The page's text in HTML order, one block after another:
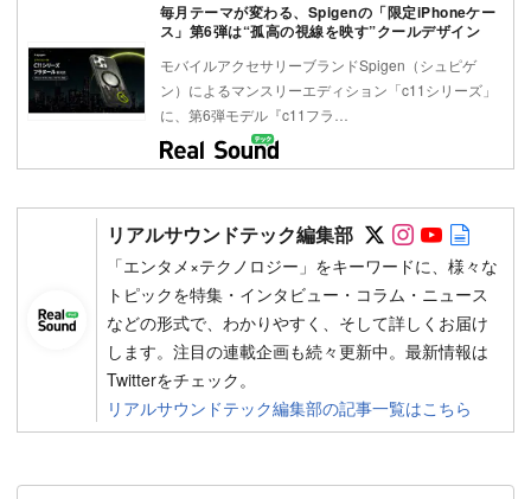
毎月テーマが変わる、Spigenの「限定iPhoneケー
ス」第6弾は“孤高の視線を映す”クールデザイン
モバイルアクセサリーブランドSpigen（シュピゲ
ン）によるマンスリーエディション「c11シリーズ」
に、第6弾モデル『c11フラ…
リアルサウンドテック編集部 Follow on
Follow on
Follow
「エンタメ×テクノロジー」をキーワードに、様々な
トピックを特集・インタビュー・コラム・ニュース
などの形式で、わかりやすく、そして詳しくお届け
します。注目の連載企画も続々更新中。最新情報は
Twitterをチェック。
リアルサウンドテック編集部の記事一覧はこちら